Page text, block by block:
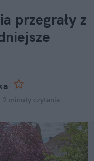
przegrały z
2 minuty czytania